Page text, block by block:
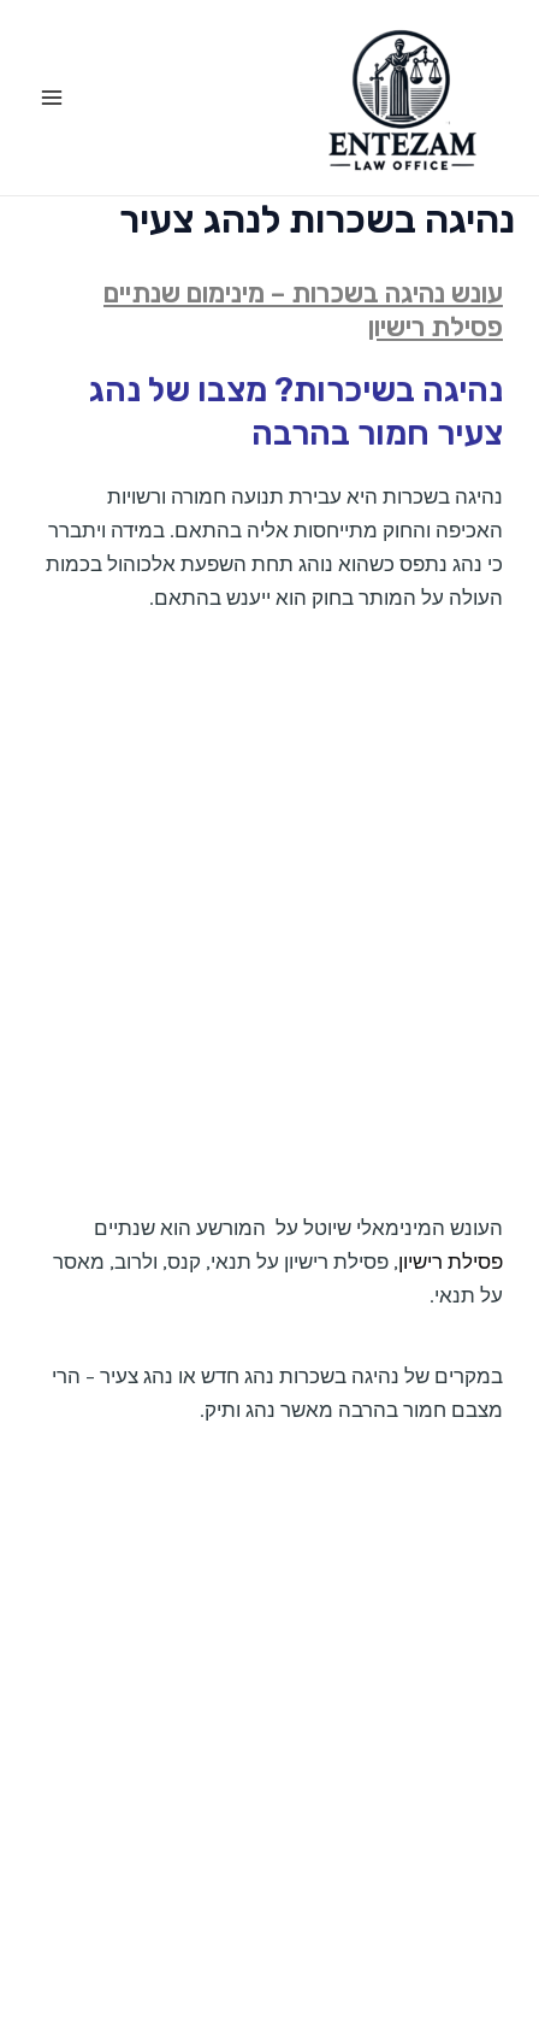
נהיגה בשכרות לנהג צעיר
עונש נהיגה בשכרות – מינימום שנתיים
פסילת רישיון
נהיגה בשיכרות? מצבו של נהג
צעיר חמור בהרבה
נהיגה בשכרות היא עבירת תנועה חמורה ורשויות
האכיפה והחוק מתייחסות אליה בהתאם. במידה ויתברר
כי נהג נתפס כשהוא נוהג תחת השפעת אלכוהול בכמות
העולה על המותר בחוק הוא ייענש בהתאם.
העונש המינימאלי שיוטל על המורשע הוא שנתיים
פסילת רישיון, פסילת רישיון על תנאי, קנס, ולרוב, מאסר
על תנאי.
במקרים של נהיגה בשכרות נהג חדש או נהג צעיר – הרי
מצבם חמור בהרבה מאשר נהג ותיק.